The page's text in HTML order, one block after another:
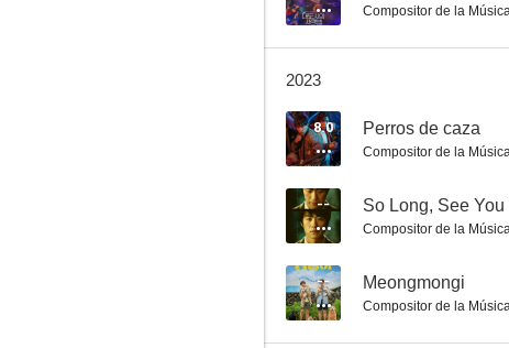
A Midday Picnic
--
Compositor de la
2023
8.0 Perros de caza
Compositor de la
-- So Long, See You
Compositor de la
-- Meongmongi
Compositor de la